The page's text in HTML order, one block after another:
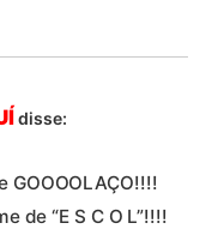
disse:
GOOOOLAÇO!!!!
de “E S C O L”!!!!